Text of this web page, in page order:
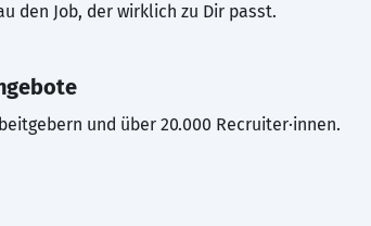
den Job, der wirklich zu Dir passt.
und über 20.000 Recruiter·innen.